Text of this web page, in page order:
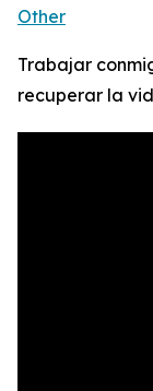
Other
Trabajar
recuperar la